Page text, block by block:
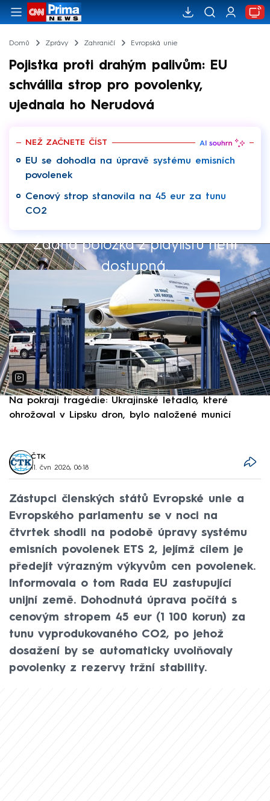
Domů Zprávy Zahraničí Evropská unie
Pojistka proti drahým palivům: EU
schválila strop pro povolenky,
ujednala ho Nerudová
NEŽ ZAČNETE ČÍST
EU se dohodla na úpravě systému emisních
povolenek
Cenový strop stanovila na 45 eur za tunu
CO2
Žádná položka z playlistu není
dostupná.
Výběr redakce
Na pokraji tragédie: Ukrajinské letadlo, které
ohrožoval v Lipsku dron, bylo naložené municí
ČTK
11. čvn 2026, 06:18
Zástupci členských států Evropské unie a
Evropského parlamentu se v noci na
čtvrtek shodli na podobě úpravy systému
emisních povolenek ETS 2, jejímž cílem je
předejít výrazným výkyvům cen povolenek.
Informovala o tom Rada EU zastupující
unijní země. Dohodnutá úprava počítá s
cenovým stropem 45 eur (1 100 korun) za
tunu vyprodukovaného CO2, po jehož
dosažení by se automaticky uvolňovaly
povolenky z rezervy tržní stability.